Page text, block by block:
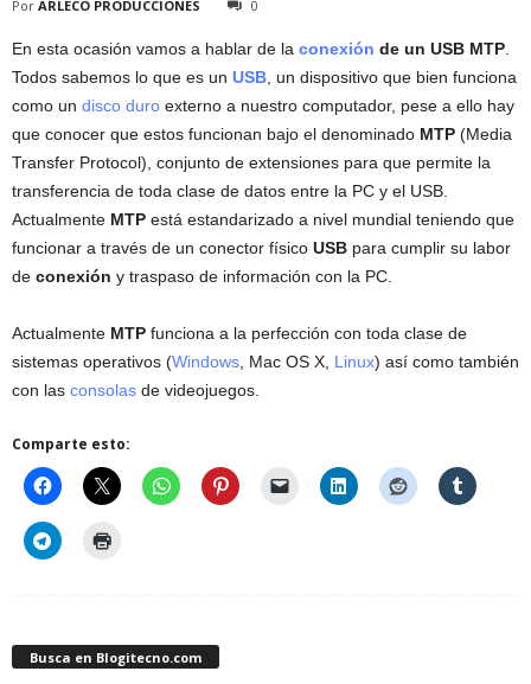
Por ARLECO PRODUCCIONES 0
En esta ocasión vamos a hablar de la conexión de un USB MTP
Todos sabemos lo que es un USB , un dispositivo que bien funciona
como un disco duro externo a nuestro computador, pese a ello hay
que conocer que estos funcionan bajo el denominado MTP (Media
Transfer Protocol), conjunto de extensiones para que permite la
transferencia de toda clase de datos entre la PC y el USB.
Actualmente MTP está estandarizado a nivel mundial teniendo que
funcionar a través de un conector físico USB para cumplir su labor
de conexión y traspaso de información con la PC.
Actualmente MTP funciona a la perfección con toda clase de
sistemas operativos (Windows , Mac OS X, Linux) así como también
con las consolas de videojuegos.
Comparte esto:
Busca en Blogitecno.com